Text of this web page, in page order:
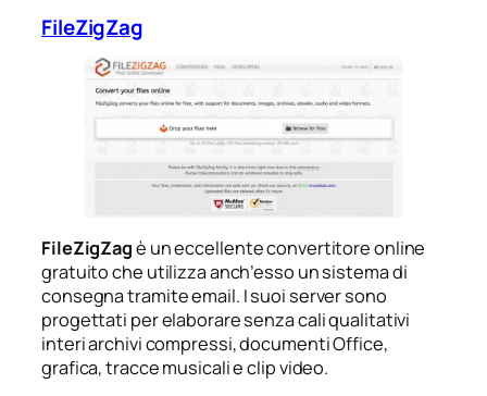
FileZigZag
FileZigZagè un eccellente convertitore online
gratuito che utilizza anch’esso un sistema di
consegna tramite email. I suoi server sono
progettati per elaborare senza cali qualitativi
interi archivi compressi, documenti Office,
grafica, tracce musicali e clip video.